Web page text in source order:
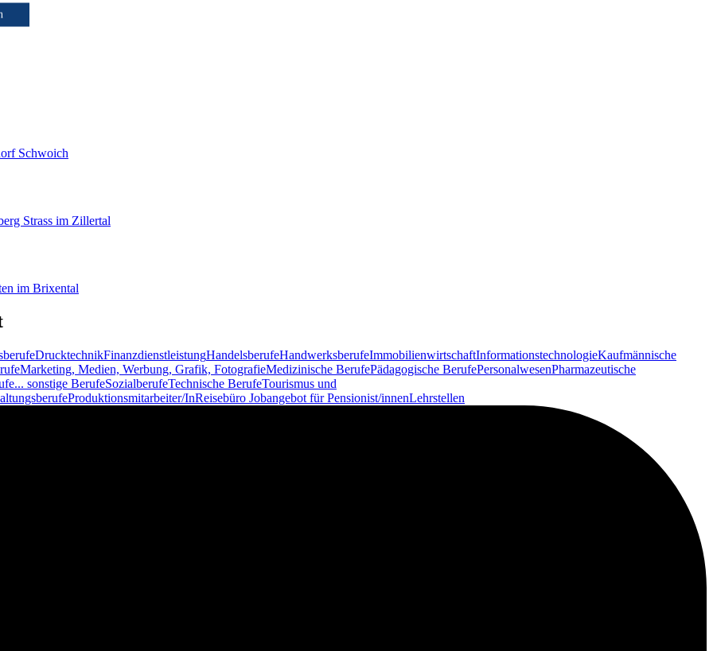
Schwoich
Strass im Zillertal
im Brixental
DrucktechnikFinanzdienstleistungHandelsberufeHandwerksberufeImmobilienwirtschaftInformationstechnologieKaufmännische
Marketing, Medien, Werbung, Grafik, FotografieMedizinische BerufePädagogische BerufePersonalwesenPharmazeutische
... sonstige BerufeSozialberufeTechnische BerufeTourismus und
Produktionsmitarbeiter/InReisebüro Jobangebot für Pensionist/innenLehrstellen